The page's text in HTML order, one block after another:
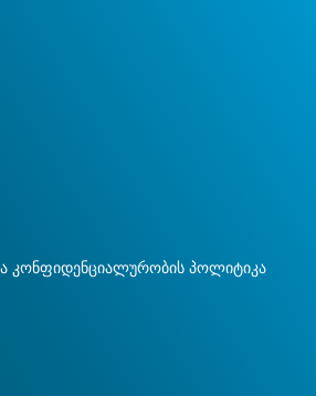
კონფიდენციალურობის პოლიტიკა